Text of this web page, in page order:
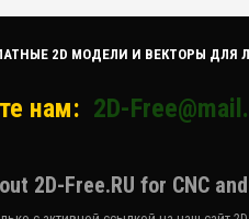
2D МОДЕЛИ И ВЕКТОРЫ ДЛЯ
нам: 2D-
2D-Free.RU for CNC